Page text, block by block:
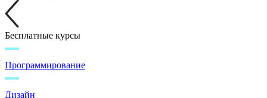
Бесплатные курсы
Программирование
Дизайн